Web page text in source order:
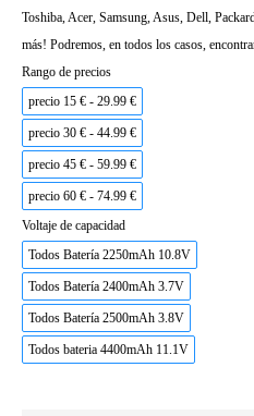
Toshiba, Acer, Samsung, Asus, Dell,
más! Podremos, en todos los casos,
Rango de precios
precio 15 € - 29.99 €
precio 30 € - 44.99 €
precio 45 € - 59.99 €
precio 60 € - 74.99 €
Voltaje de capacidad
Todos Batería 2250mAh 10.8V
Todos Batería 2400mAh 3.7V
Todos Batería 2500mAh 3.8V
Todos bateria 4400mAh 11.1V